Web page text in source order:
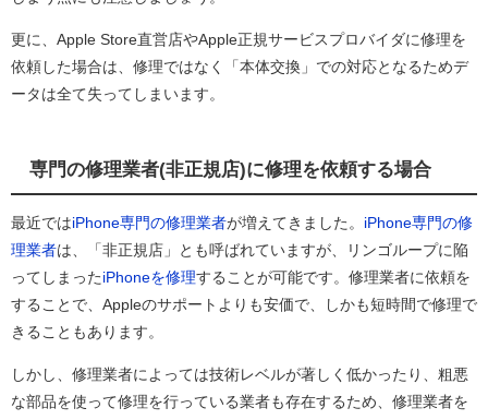
更に、Apple Store直営店やApple正規サービスプロバイダに修理を
依頼した場合は、修理ではなく「本体交換」での対応となるためデ
ータは全て失ってしまいます。
専門の修理業者(非正規店)に修理を依頼する場合
最近ではiPhone専門の修理業者が増えてきました。 iPhone専門の修
理業者は、「非正規店」とも呼ばれていますが、リンゴループに陥
ってしまった iPhoneを修理することが可能です。修理業者に依頼を
することで、Appleのサポートよりも安価で、しかも短時間で修理で
きることもあります。
しかし、修理業者によっては技術レベルが著しく低かったり、粗悪
な部品を使って修理を行っている業者も存在するため、修理業者を